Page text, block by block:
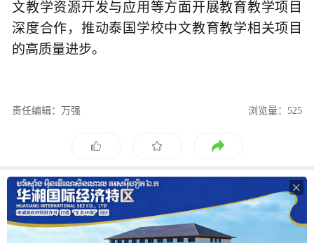
文教学资源开发与应用等方面开展教育教学项目
深度合作，推动泰国学校中文教育教学相关项目
的高质量进步。
责任编辑：万强 浏览量：525
